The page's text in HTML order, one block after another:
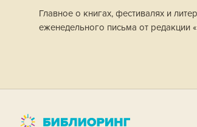
Главное о книгах, фестивалях и
еженедельного письма от редакции